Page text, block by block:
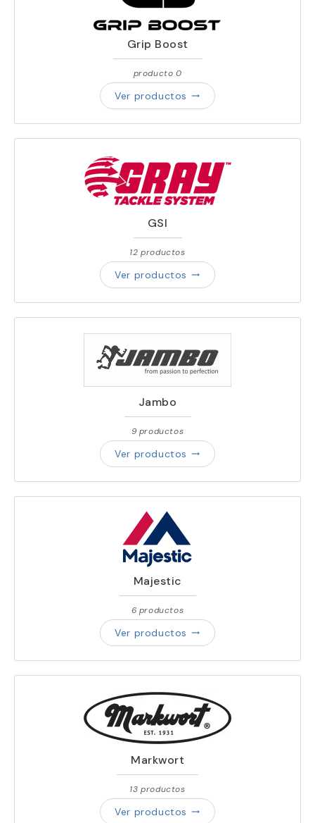
Grip Boost
producto 0
Ver productos trending_flat
GSI
12 productos
Ver productos trending_flat
Jambo
9 productos
Ver productos trending_flat
Majestic
6 productos
Ver productos trending_flat
Markwort
13 productos
Ver productos trending_flat